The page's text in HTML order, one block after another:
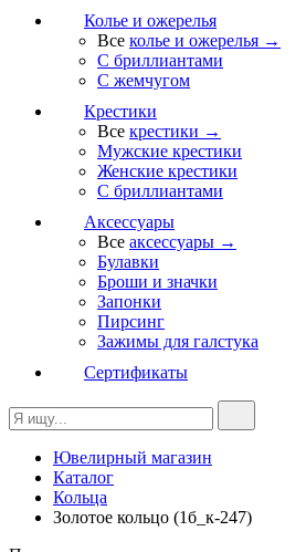
Колье и ожерелья
Все колье и ожерелья →
С бриллиантами
С жемчугом
Крестики
Все крестики →
Мужские крестики
Женские крестики
С бриллиантами
Аксессуары
Все аксессуары →
Булавки
Броши и значки
Запонки
Пирсинг
Зажимы для галстука
Сертификаты
Ювелирный магазин
Каталог
Кольца
Золотое кольцо (1б_к-247)